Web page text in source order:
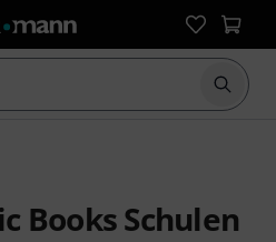
Suche
Books Schulen